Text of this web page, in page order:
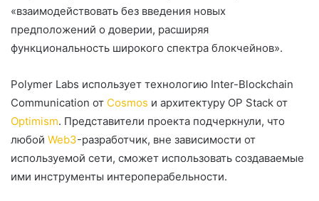
«взаимодействовать без введения новых
предположений о доверии, расширяя
функциональность широкого спектра блокчейнов».
Polymer Labs использует технологию Inter-Blockchain
Communication от Cosmos и архитектуру OP Stack от
Optimism. Представители проекта подчеркнули, что
любой Web3-разработчик, вне зависимости от
используемой сети, сможет использовать создаваемые
ими инструменты интероперабельности.